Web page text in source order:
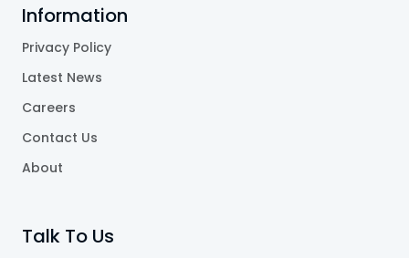
Information
Privacy Policy
Latest News
Careers
Contact Us
About
Talk To Us